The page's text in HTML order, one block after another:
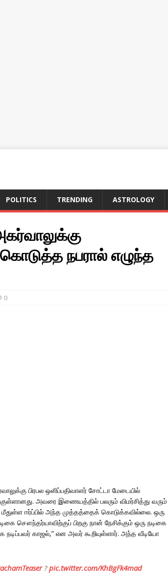
POLITICS TRENDING ASTROLOGY
நபரால் எழுந்த
0
பிரபல ஒளிப்பதிவாளர் சோட்டா மேடையில்
அவரை இணையத்தில் பலரும் விமர்சித்து வரும்
ஈர்ப்பில் அந்த முத்தத்தைக் கொடுக்கவில்லை. ஒரு
சௌந்தர்யாவிற்குப் பிறகு நான் நேசிக்கும் ஒரு நடிகை
நடிப்பவர் காஜல்,” என அவர் கூறியுள்ளார். அந்த வீடியோ
?pic.twitter.com/KhBgFk4mad